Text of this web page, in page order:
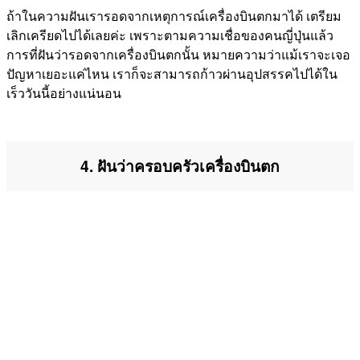
ถ้าในความฝันเรารอดจากเหตุการณ์เครื่องบินตกมาได้ เตรียม
เลิกเครียดไปได้เลยค่ะ เพราะตามความเชื่อของคนญี่ปุ่นแล้ว
การที่ฝันว่ารอดจากเครื่องบินตกนั้น หมายความว่าแม้เราจะเจอ
ปัญหาเยอะแค่ไหน เราก็จะสามารถก้าวผ่านอุปสรรคไปได้ใน
เร็ววันนี้อย่างแน่นอน
4. ฝันว่าครอบครัวเครื่องบินตก